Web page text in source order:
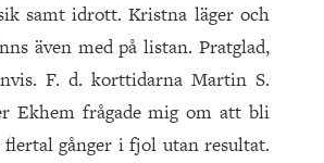
samt idrott. Kristna läger och
även med på listan. Pratglad,
F. d. korttidarna Martin S.
Ekhem frågade mig om att bli
gånger i fjol utan resultat.